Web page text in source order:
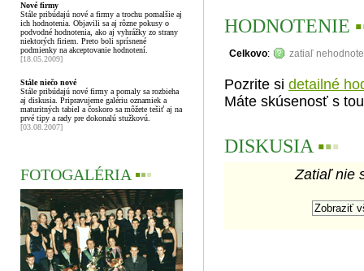
Nové firmy
Stále pribúdajú nové a firmy a trochu pomalšie aj
ich hodnotenia. Objavili sa aj rôzne pokusy o
podvodné hodnotenia, ako aj vyhrážky zo strany
niektorých firiem. Preto boli sprísnené
podmienky na akceptovanie hodnotení.
[18.05.2009]
Stále niečo nové
Stále pribúdajú nové firmy a pomaly sa rozbieha
aj diskusia. Pripravujeme galériu oznamiek a
maturitných tabiel a čoskoro sa môžete tešiť aj na
prvé tipy a rady pre dokonalú stužkovú.
[03.08.2007]
FOTOGALÉRIA ▪▪▪
HODNOTENIE ▪
Celkovo: zatiaľ
Pozrite si detailné
Máte skúsenosť s
DISKUSIA ▪▪▪
Zatiaľ nie